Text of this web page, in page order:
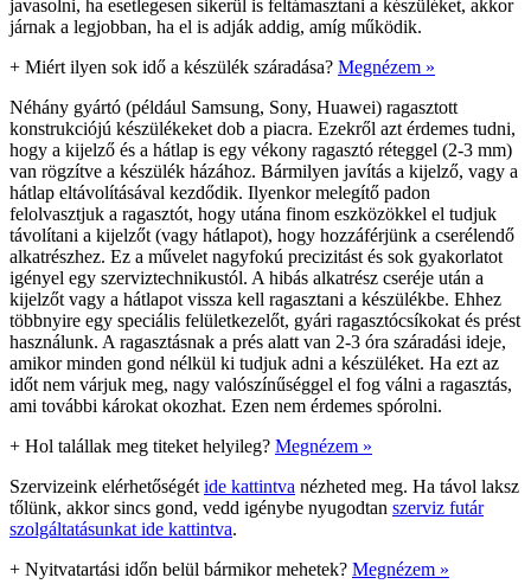
javasolni, ha esetlegesen sikerül is feltámasztani a készüléket, akkor
járnak a legjobban, ha el is adják addig, amíg működik.
+ Miért ilyen sok idő a készülék száradása? Megnézem »
Néhány gyártó (például Samsung, Sony, Huawei) ragasztott
konstrukciójú készülékeket dob a piacra. Ezekről azt érdemes tudni,
hogy a kijelző és a hátlap is egy vékony ragasztó réteggel (2-3 mm)
van rögzítve a készülék házához. Bármilyen javítás a kijelző, vagy a
hátlap eltávolításával kezdődik. Ilyenkor melegítő padon
felolvasztjuk a ragasztót, hogy utána finom eszközökkel el tudjuk
távolítani a kijelzőt (vagy hátlapot), hogy hozzáférjünk a cserélendő
alkatrészhez. Ez a művelet nagyfokú precizitást és sok gyakorlatot
igényel egy szerviztechnikustól. A hibás alkatrész cseréje után a
kijelzőt vagy a hátlapot vissza kell ragasztani a készülékbe. Ehhez
többnyire egy speciális felületkezelőt, gyári ragasztócsíkokat és prést
használunk. A ragasztásnak a prés alatt van 2-3 óra száradási ideje,
amikor minden gond nélkül ki tudjuk adni a készüléket. Ha ezt az
időt nem várjuk meg, nagy valószínűséggel el fog válni a ragasztás,
ami további károkat okozhat. Ezen nem érdemes spórolni.
+ Hol talállak meg titeket helyileg? Megnézem »
Szervizeink elérhetőségét ide kattintva nézheted meg. Ha távol laksz
tőlünk, akkor sincs gond, vedd igénybe nyugodtan szerviz futár
szolgáltatásunkat ide kattintva.
+ Nyitvatartási időn belül bármikor mehetek? Megnézem »